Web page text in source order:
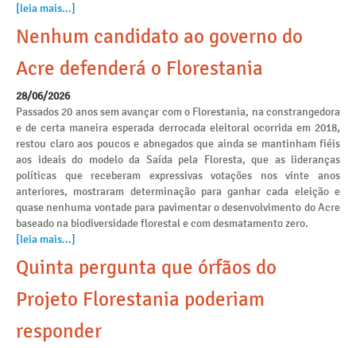
[leia mais...]
Nenhum candidato ao governo do
Acre defenderá o Florestania
28/06/2026
Passados 20 anos sem avançar com o Florestania, na constrangedora
e de certa maneira esperada derrocada eleitoral ocorrida em 2018,
restou claro aos poucos e abnegados que ainda se mantinham fiéis
aos ideais do modelo da Saída pela Floresta, que as lideranças
políticas que receberam expressivas votações nos vinte anos
anteriores, mostraram determinação para ganhar cada eleição e
quase nenhuma vontade para pavimentar o desenvolvimento do Acre
baseado na biodiversidade florestal e com desmatamento zero.
[leia mais...]
Quinta pergunta que órfãos do
Projeto Florestania poderiam
responder